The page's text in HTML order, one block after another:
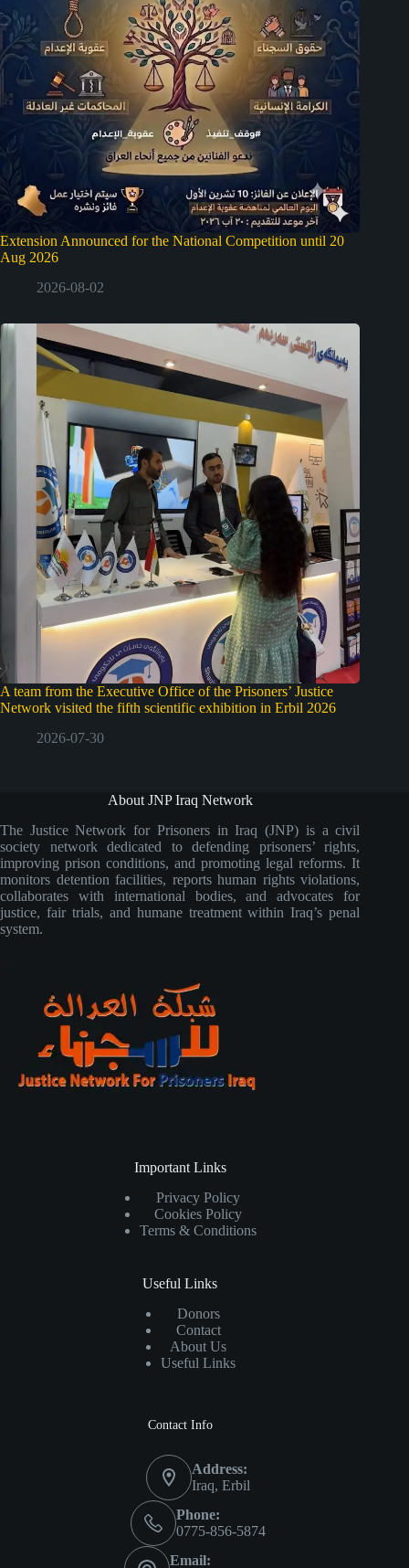
Extension Announced for the National Competition until 20
Aug 2026
2026-08-02
A team from the Executive Office of the Prisoners’ Justice
Network visited the fifth scientific exhibition in Erbil 2026
2026-07-30
About JNP Iraq Network
The Justice Network for Prisoners in Iraq (JNP) is a civil
society network dedicated to defending prisoners’ rights,
improving prison conditions, and promoting legal reforms. It
monitors detention facilities, reports human rights violations,
collaborates with international bodies, and advocates for
justice, fair trials, and humane treatment within Iraq’s penal
system.
Important Links
Privacy Policy
Cookies Policy
Terms & Conditions
Useful Links
Donors
Contact
About Us
Useful Links
Contact Info
Address:
Iraq, Erbil
Phone:
0775-856-5874
Email: